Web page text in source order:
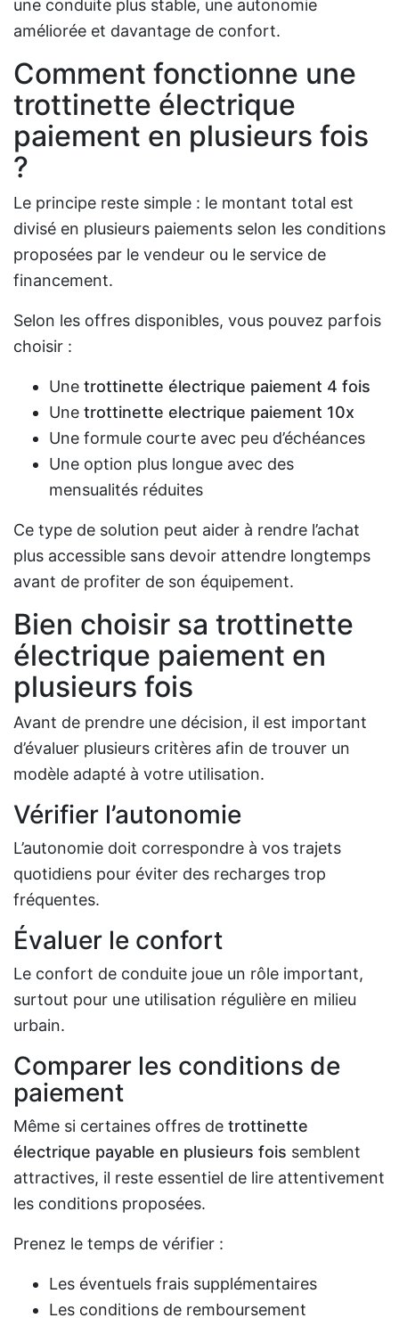
une conduite plus stable, une autonomie
améliorée et davantage de confort.
Comment fonctionne une
trottinette électrique
paiement en plusieurs fois
?
Le principe reste simple : le montant total est
divisé en plusieurs paiements selon les conditions
proposées par le vendeur ou le service de
financement.
Selon les offres disponibles, vous pouvez parfois
choisir :
Une trottinette électrique paiement 4 fois
Une trottinette electrique paiement 10x
Une formule courte avec peu d’échéances
Une option plus longue avec des
mensualités réduites
Ce type de solution peut aider à rendre l’achat
plus accessible sans devoir attendre longtemps
avant de profiter de son équipement.
Bien choisir sa trottinette
électrique paiement en
plusieurs fois
Avant de prendre une décision, il est important
d’évaluer plusieurs critères afin de trouver un
modèle adapté à votre utilisation.
Vérifier l’autonomie
L’autonomie doit correspondre à vos trajets
quotidiens pour éviter des recharges trop
fréquentes.
Évaluer le confort
Le confort de conduite joue un rôle important,
surtout pour une utilisation régulière en milieu
urbain.
Comparer les conditions de
paiement
Même si certaines offres de trottinette
électrique payable en plusieurs fois semblent
attractives, il reste essentiel de lire attentivement
les conditions proposées.
Prenez le temps de vérifier :
Les éventuels frais supplémentaires
Les conditions de remboursement